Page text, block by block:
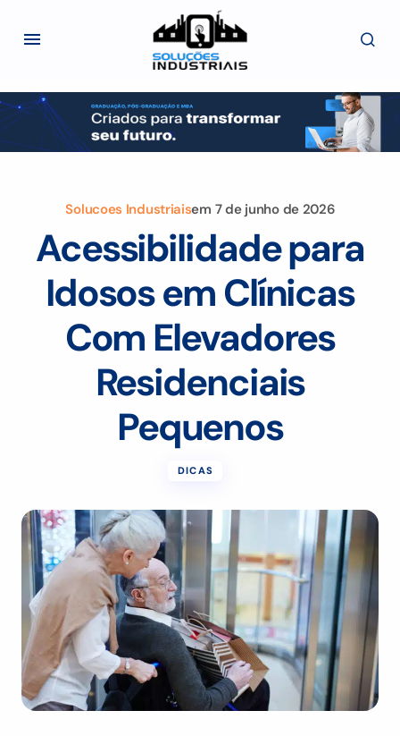
Solucoes Industriaisem 7 de junho de 2026
Acessibilidade para
Idosos em Clínicas
Com Elevadores
Residenciais
Pequenos
DICAS